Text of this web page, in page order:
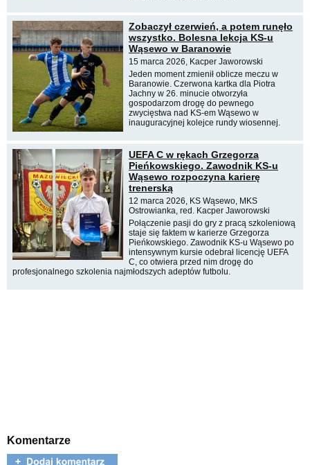
Zobaczył czerwień, a potem runęło
wszystko. Bolesna lekcja KS-u
Wąsewo w Baranowie
15 marca 2026, Kacper Jaworowski
Jeden moment zmienił oblicze meczu w
Baranowie. Czerwona kartka dla Piotra
Jachny w 26. minucie otworzyła
gospodarzom drogę do pewnego
zwycięstwa nad KS-em Wąsewo w
inauguracyjnej kolejce rundy wiosennej.
UEFA C w rękach Grzegorza
Pieńkowskiego. Zawodnik KS-u
Wąsewo rozpoczyna karierę
trenerską
12 marca 2026, KS Wąsewo, MKS
Ostrowianka, red. Kacper Jaworowski
Połączenie pasji do gry z pracą szkoleniową
staje się faktem w karierze Grzegorza
Pieńkowskiego. Zawodnik KS-u Wąsewo po
intensywnym kursie odebrał licencję UEFA
C, co otwiera przed nim drogę do
profesjonalnego szkolenia najmłodszych adeptów futbolu.
Komentarze